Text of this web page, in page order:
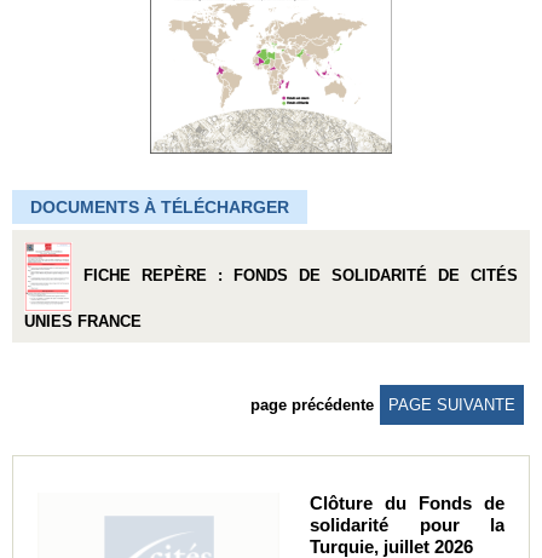
DOCUMENTS À TÉLÉCHARGER
FICHE REPÈRE : FONDS DE SOLIDARITÉ DE CITÉS
UNIES FRANCE
page précédente PAGE SUIVANTE
Clôture du Fonds de
solidarité pour la
Turquie, juillet 2026